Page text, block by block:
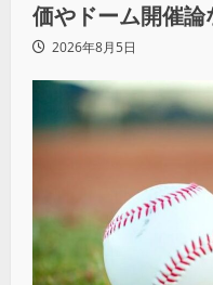
価やドーム開催論
2026年8月5日